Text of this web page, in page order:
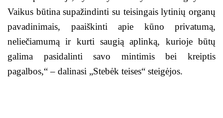
Vaikus būtina supažindinti su teisingais lytinių organų
pavadinimais, paaiškinti apie kūno privatumą,
neliečiamumą ir kurti saugią aplinką, kurioje būtų
galima pasidalinti savo mintimis bei kreiptis
pagalbos,“ – dalinasi „Stebėk teises“ steigėjos.